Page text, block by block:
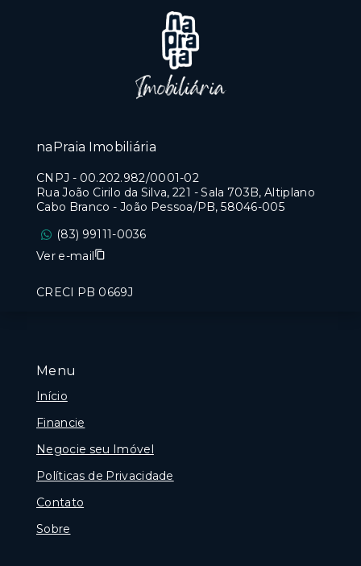
Menu
Início
Financie
Negocie seu Imóvel
Políticas de Privacidade
Contato
Sobre
naPraia Imobiliária
CNPJ - 00.202.982/0001-02
Rua João Cirilo da Silva, 221 - Sala 703B, Altiplano
Cabo Branco - João Pessoa/PB, 58046-005
(83) 99111-0036
Ver e-mail
CRECI PB 0669J